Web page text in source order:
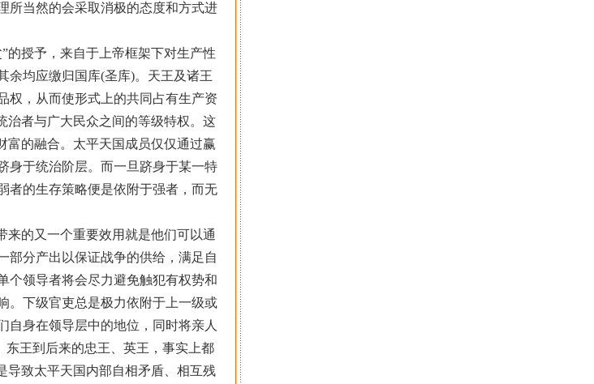
所当然的会采取消极的态度和方式进
授予，来自于上帝框架下对生产性
余均应缴归国库(圣库)。天王及诸王
权，从而使形式上的共同占有生产资
治者与广大民众之间的等级特权。这
富的融合。太平天国成员仅仅通过赢
身于统治阶层。而一旦跻身于某一特
者的生存策略便是依附于强者，而无
的又一个重要效用就是他们可以通
部分产出以保证战争的供给，满足自
个领导者将会尽力避免触犯有权势和
。下级官吏总是极力依附于上一级或
自身在领导层中的地位，同时将亲人
东王到后来的忠王、英王，事实上都
导致太平天国内部自相矛盾、相互残